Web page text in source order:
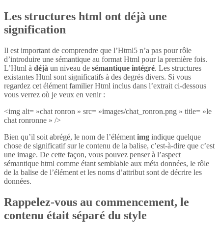
Les structures html ont déjà une
signification
Il est important de comprendre que l’Html5 n’a pas pour rôle
d’introduire une sémantique au format Html pour la première fois.
L’Html à déjà un niveau de sémantique intégré. Les structures
existantes Html sont significatifs à des degrés divers. Si vous
regardez cet élément familier Html inclus dans l’extrait ci-dessous
vous verrez où je veux en venir :
<img alt= »chat ronron » src= »images/chat_ronron.png » title= »le
chat ronronne » />
Bien qu’il soit abrégé, le nom de l’élément img indique quelque
chose de significatif sur le contenu de la balise, c’est-à-dire que c’est
une image. De cette façon, vous pouvez penser à l’aspect
sémantique html comme étant semblable aux méta données, le rôle
de la balise de l’élément et les noms d’attribut sont de décrire les
données.
Rappelez-vous au commencement, le
contenu était séparé du style